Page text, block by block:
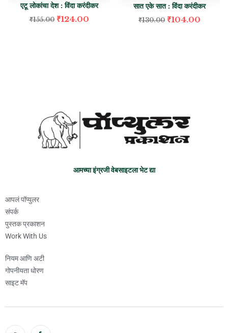
एटू लोकांचा देश : विंदा करंदीकर
₹155.00 ₹124.00
सात एके सात : विंदा करंदीकर
₹130.00 ₹104.00
आमच्या इंग्रजी वेबसाइटला भेट द्या
आपलं पॉप्युलर
संपर्क
पुस्तक प्रकाशन
Work With Us
नियम आणि अटी
गोपनीयता धोरण
साइट मॅप